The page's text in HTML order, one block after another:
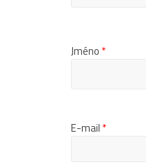
Jméno *
E-mail *